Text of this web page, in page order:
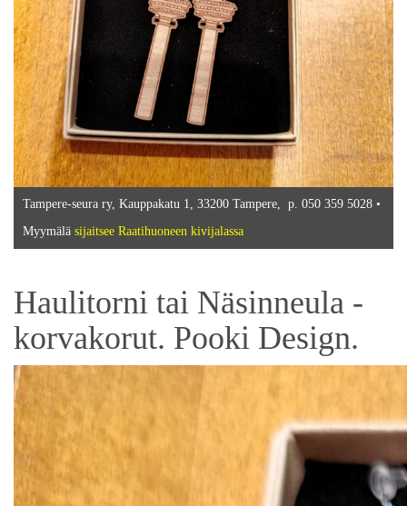
Tampere-seura ry, Kauppakatu 1, 33200 Tampere, p. 050 359 5028 •
Myymälä sijaitsee Raatihuoneen kivijalassa
Haulitorni tai Näsinneula -
korvakorut. Pooki Design.